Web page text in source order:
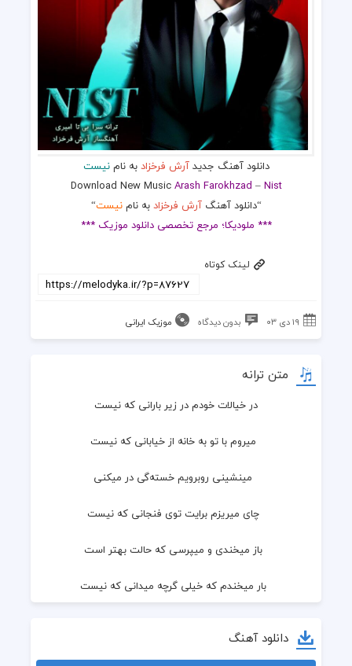
دانلود آهنگ جدیدآرش فرخزادبه نامنیست
Download New MusicArash Farokhzad –Nist
“دانلود آهنگ آرش فرخزادبه نامنیست“
*** ملودیکا؛ مرجع تخصصی دانلود موزیک ***
لینک کوتاه
۱۹ دی ۰۳ بدون دیدگاه موزیک ایرانی
متن ترانه
در خیالات خودم در زیر بارانی که نیست
  میروم با تو به خانه از خیابانی که نیست
  مینشینی روبرویم خسته‌گی در میکنی
  چای میریزم برایت توی فنجانی که نیست
  باز میخندی و میپرسی که حالت بهتر است
  بار میخندم که خیلی گرچه میدانی که نیست
  یاس و مریم میگذارم توی گلدانی که نیست
دانلود آهنگ